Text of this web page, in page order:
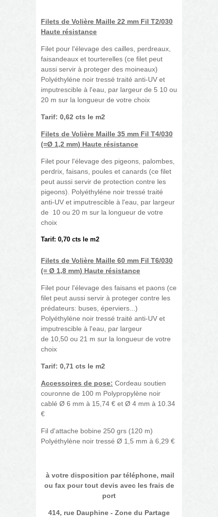
Filets de Volière Maille 22 mm Fil T2/030
Haute résistance
Filet pour l'élevage des cailles, perdreaux,
faisandeaux et tourterelles (ce filet peut
aussi servir à proteger des moineaux)
Polyéthyléne noir tressé traité anti-UV et
imputrescible à l'eau, par largeur de 5 10 ou
20 m sur la longueur de votre choix
Tarif: 0,62 cts le m2
Filets de Volière Maille 35 mm Fil T4/030
(=Ø 1,2 mm) Haute résistance
Filet pour l'élevage des pigeons, palombes,
perdrix, faisans, poules et canards (ce filet
peut aussi servir de protection contre les
pigeons). Polyéthyléne noir tressé traité
anti-UV et imputrescible à l'eau, par largeur
de 10 ou 20 m sur la longueur de votre
choix
Tarif: 0,70 cts le m2
Filets de Volière Maille 60 mm Fil T6/030
(= Ø 1,8 mm) Haute résistance
Filet pour l'élevage des faisans et paons (ce
filet peut aussi servir à proteger contre les
prédateurs: buses, éperviers...)
Polyéthyléne noir tressé traité anti-UV et
imputrescible à l'eau, par largeur
de 10,50 ou 21 m sur la longueur de votre
choix
Tarif: 0,71 cts le m2
Accessoires de pose: Cordeau soutien
couronne de 100 m Polypropylène noir
cablé Ø 6 mm à 15,74 € et Ø 4 mm à 10.34
€
Fil d'attache bobine 250 grs (120 m)
Polyéthylène noir tressé Ø 1,5 mm à 6,29 €
à votre disposition par téléphone, mail
ou fax pour tout devis avec les frais de
port
414, rue Dauphine - Zone du Partage